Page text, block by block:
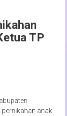
TP
anak